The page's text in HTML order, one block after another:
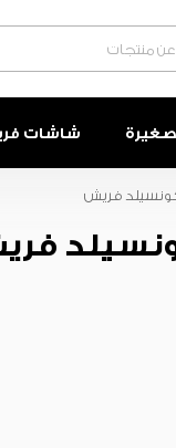
صغيرة شاشات
فريش